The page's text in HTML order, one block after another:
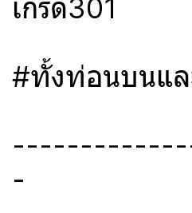
เกรด301
#ทั้งท่อนบนแล
-